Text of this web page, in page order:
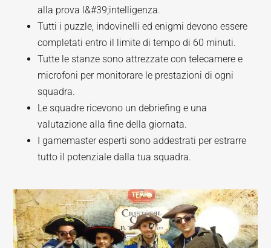
alla prova l&#39;intelligenza.
Tutti i puzzle, indovinelli ed enigmi devono essere
completati entro il limite di tempo di 60 minuti.
Tutte le stanze sono attrezzate con telecamere e
microfoni per monitorare le prestazioni di ogni
squadra.
Le squadre ricevono un debriefing e una
valutazione alla fine della giornata.
I gamemaster esperti sono addestrati per estrarre
tutto il potenziale dalla tua squadra.